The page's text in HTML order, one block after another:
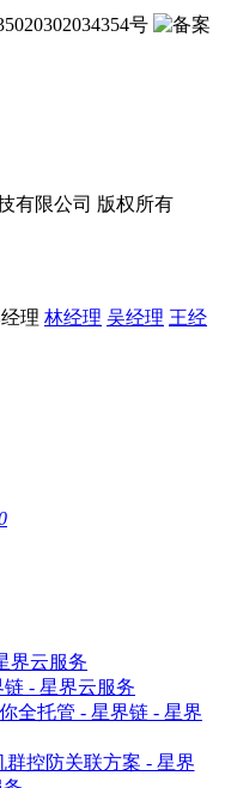
号
有限公司 版权所有
理 林经理 吴经理 王经
界云服务
- 星界云服务
全托管 - 星界链 - 星界
控防关联方案 - 星界